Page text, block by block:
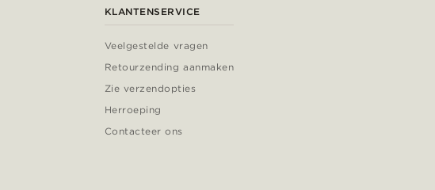
KLANTENSERVICE
Veelgestelde vragen
Retourzending aanmaken
Zie verzendopties
Herroeping
Contacteer ons